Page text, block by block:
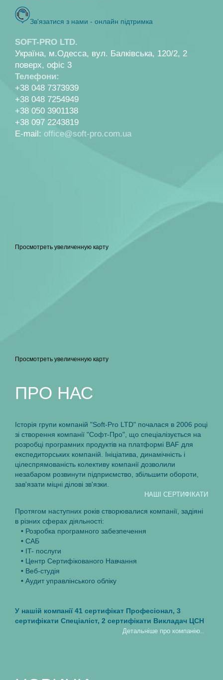
Зв'язатися з нами - онлайн пiдтримка
SOFT-PRO LTD.
Україна, м.Одесса, вул. Балкiвська, 120/2, 2
поверх, офiс 3
Телефони:
+38 048 7373939
+38 048 7254949
+38 050 3901138
+38 097 2243819
E-mail: office@soft-pro.com.ua
Просмотреть увеличенную карту
Просмотреть увеличенную карту
ПРO НАС
Iсторiя групи компанiй "Soft-Pro LTD" почалася в 2006 роцi
зi створення компанiї "Софт-Про", що спецiалiзується на
розробцi програмних продуктiв на платформi BAF для
експедиторських компанiй. Iнiцiатива, динамiчнiсть i
цiлеспрямованiсть колективу компанiї дозволили
незабаром розвинути пiдприємство, збiльшити обороти,
зав'язати мiцнi дiловi зв'язки.
НАШI СЕРТИФIКАТИ
Протягом наступних рокiв створювалися компанiї, задiянi
в рiзних сферах дiяльностi:
• Розробка програмного забезпечення
• САБ
• IT- послуги
• Центр Cертифiкованого Навчання
• Веб-студiя
• Аудит управлiнського облiку
У нашiй компанiї 41 сертифiкат Професiонал, 3
сертифiкати Спецiалiст, 2 сертифiкати Викладач ЦСН
Детальнiше про компанiю..